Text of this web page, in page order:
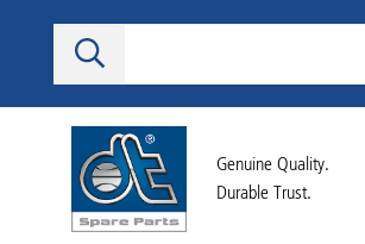
Genuine Quality.
Durable Trust.